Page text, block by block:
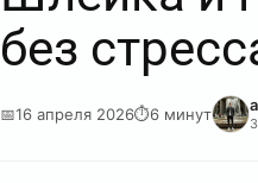
без
📅16 апреля 2026⏱6 минут